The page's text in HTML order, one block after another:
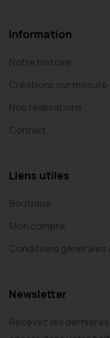
Information
Notre histoire
Créations sur mesure
Nos réalisations
Contact
Liens utiles
Boutique
Mon compte
Conditions générales
Newsletter
Recevez les